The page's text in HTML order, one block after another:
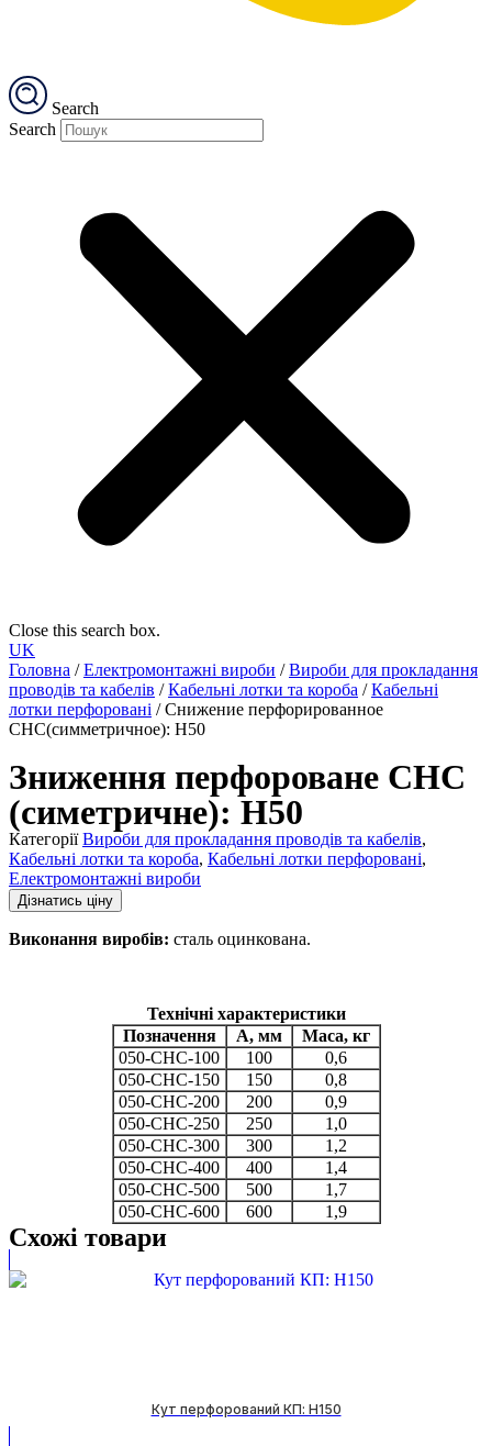
Search
Search
Close this search box.
UK
Головна /Електромонтажні вироби /Вироби для прокладання
проводів та кабелів /Кабельні лотки та короба /Кабельні
лотки перфоровані / Снижение перфорированное
СНС(симметричное): H50
Зниження перфороване СНС
(симетричне): H50
Категорії Вироби для прокладання проводів та кабелів,
Кабельні лотки та короба, Кабельні лотки перфоровані,
Електромонтажні вироби
Дізнатись ціну
Виконання виробів: сталь оцинкована.
Технічні характеристики
Позначення
А, мм
Маса, кг
050-СНС-100
100
0,6
050-СНС-150
150
0,8
050-СНС-200
200
0,9
050-СНС-250
250
1,0
050-СНС-300
300
1,2
050-СНС-400
400
1,4
050-СНС-500
500
1,7
050-СНС-600
600 1,9
Схожі товари
Кут перфорований КП: H150